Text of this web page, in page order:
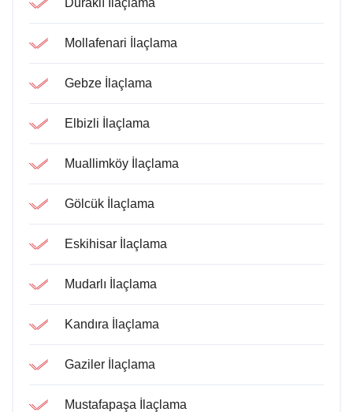
Mollafenari İlaçlama
Gebze İlaçlama
Elbizli İlaçlama
Muallimköy İlaçlama
Gölcük İlaçlama
Eskihisar İlaçlama
Mudarlı İlaçlama
Kandıra İlaçlama
Gaziler İlaçlama
Mustafapaşa İlaçlama